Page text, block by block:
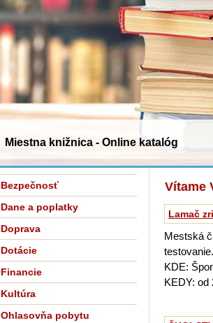
Miestna knižnica - Online katalóg
Vítame
Lamač
Mestská
testovanie.
KDE:
KEDY: od
Bezpečnosť
Dane a poplatky
Doprava
Dotácie
Financie
Kultúra
Ohlasovňa pobytu